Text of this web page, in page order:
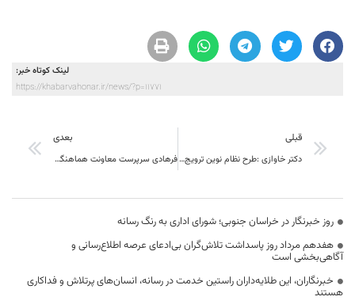
لینک کوتاه خبر:
https://khabarvahonar.ir/news/?p=11771
قبلی
دکتر خاوازی :طرح نظام نوین ترویج در سطح کشور مرسوم و محل آشتی بدنه دولت و کشاورزان می باشد
بعدی
فرهادی سرپرست معاونت هماهنگی امور عمرانی استاندار:پيش بيني تأمین ۲۷۶ میلیون متر مکعب آب براي افق۱۴۲۵ استان
روز خبرنگار در خراسان جنوبی؛ شورای اداری به رنگ رسانه
هفدهم مرداد روز پاسداشت تلاش‌گران بی‌ادعای عرصه اطلاع‌رسانی و
آگاهی‌بخشی است
خبرنگاران، این طلایه‌داران راستین خدمت در رسانه، انسان‌های پرتلاش و فداکاری
هستند